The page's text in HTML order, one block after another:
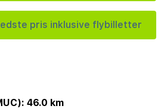
pris inklusive flybilletter
46.0 km